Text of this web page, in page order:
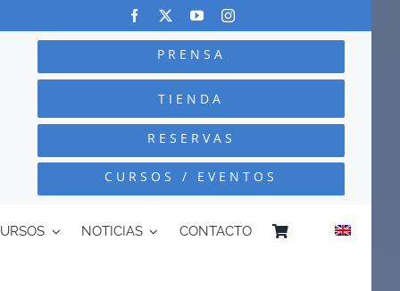
PRENSA
TIENDA
RESERVAS
CURSOS / EVENTOS
NOTICIAS CONTACTO